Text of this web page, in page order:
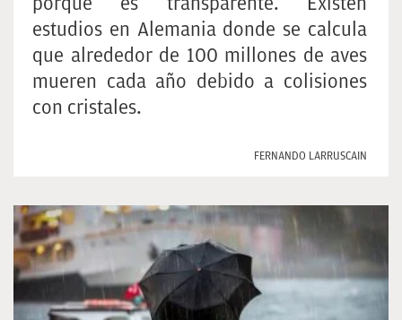
estudios en Alemania donde se calcula
que alrededor de 100 millones de aves
mueren cada año debido a colisiones
con cristales.
FERNANDO LARRUSCAIN